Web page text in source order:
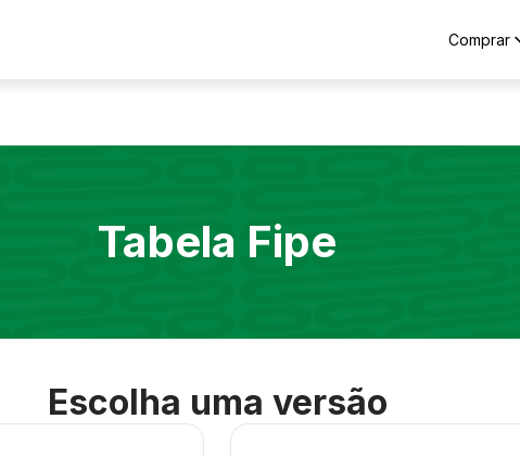
Comprar
Tabela Fipe
Escolha uma versão